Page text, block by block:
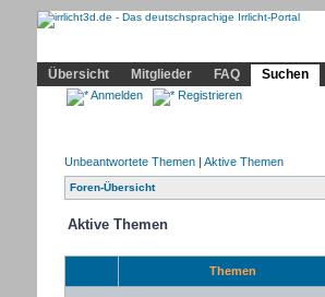
Übersicht
Mitglieder FAQ Suchen
Anmelden Registrieren
Unbeantwortete Themen| Aktive Themen
Foren-Übersicht
Aktive Themen
Themen